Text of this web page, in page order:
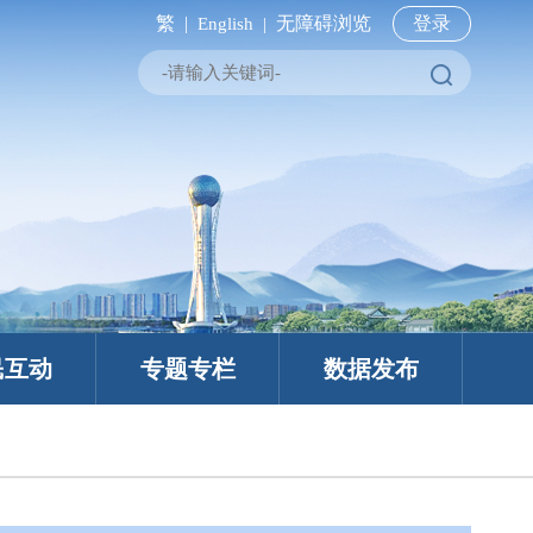
繁 | English | 无障碍浏览 登录
动 专题专栏 数据发布